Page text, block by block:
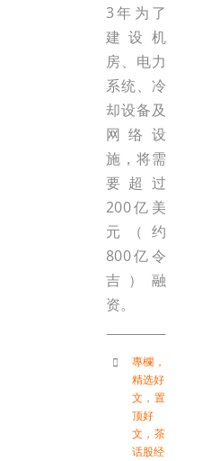
3年为了
建设机
房、电力
系统、冷
却设备及
网络设
施，将需
要超过
200亿美
元（约
800亿令
吉）融
资。
專欄 ，
精选好
文 ， 置
顶好
文 ， 茶
话股经